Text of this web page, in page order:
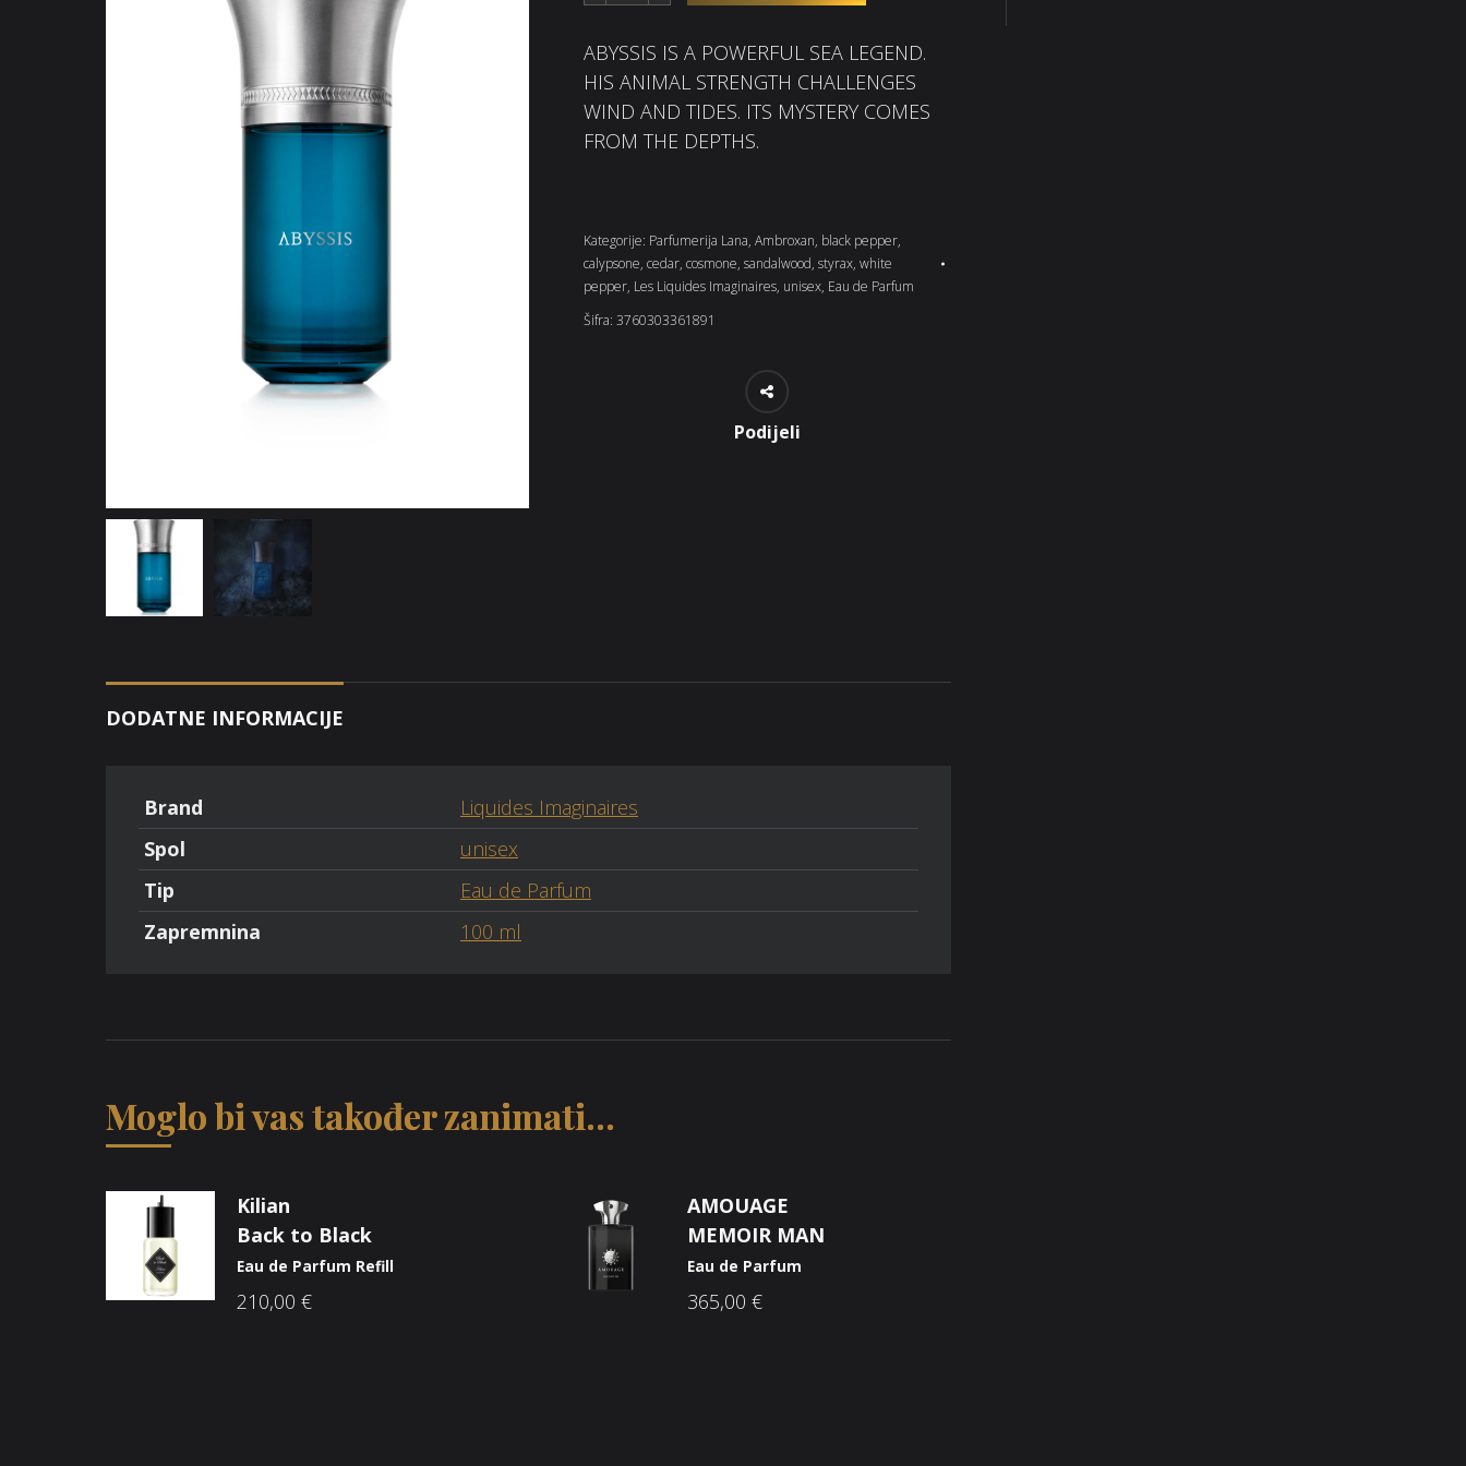
ABYSSIS IS A POWERFUL SEA LEGEND.
HIS ANIMAL STRENGTH CHALLENGES
WIND AND TIDES. ITS MYSTERY COMES
FROM THE DEPTHS.
Kategorije: Parfumerija Lana, Ambroxan, black pepper,
calypsone, cedar, cosmone, sandalwood, styrax, white
pepper, Les Liquides Imaginaires, unisex, Eau de Parfum
Šifra: 3760303361891
Podijeli
DODATNE INFORMACIJE
Brand
Liquides Imaginaires
Spol
unisex
Tip
Eau de Parfum
Zapremnina
100 ml
Moglo bi vas također zanimati...
Kilian
Back to Black
Eau de Parfum Refill
210,00 €
AMOUAGE
MEMOIR MAN
Eau de Parfum
365,00 €